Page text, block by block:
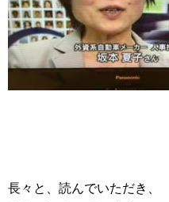
長々と、読んでいただき、